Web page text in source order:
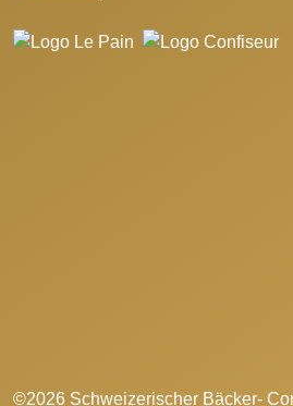
©2026 Schweizerischer Bäcker-